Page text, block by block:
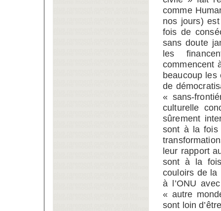
comme
nos jours)
fois de
sans doute
les
commencent
beaucoup les
de
« sans-
culturelle
sûrement
sont à la fois
leur rapport
sont à la
couloirs de la
à l’ONU
« autre
sont loin